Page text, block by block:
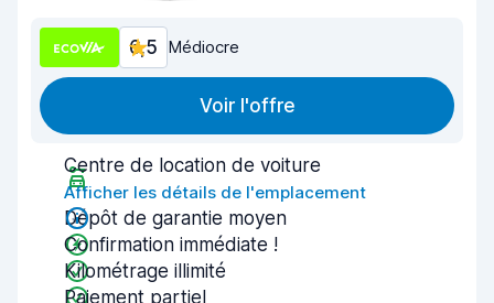
6,5 Médiocre
Voir l'offre
Centre de location de voiture
Afficher les détails de l'emplacement
Dépôt de garantie moyen
Confirmation immédiate !
Kilométrage illimité
Paiement partiel